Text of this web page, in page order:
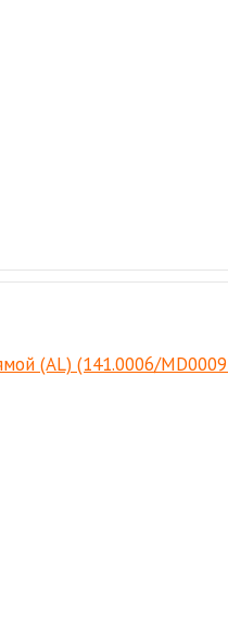
(AL) (141.0006/